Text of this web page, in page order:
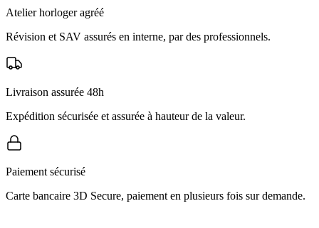
Atelier horloger agréé
Révision et SAV assurés en interne, par des professionnels.
Livraison assurée 48h
Expédition sécurisée et assurée à hauteur de la valeur.
Paiement sécurisé
Carte bancaire 3D Secure, paiement en plusieurs fois sur demande.